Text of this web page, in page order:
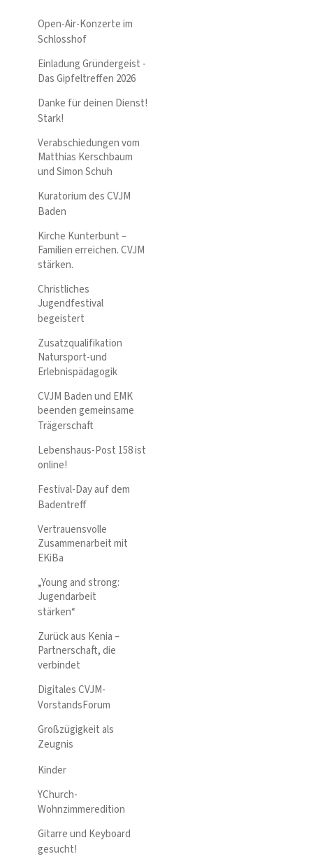
Open-Air-Konzerte im
Schlosshof
Einladung Gründergeist -
Das Gipfeltreffen 2026
Danke für deinen Dienst!
Stark!
Verabschiedungen vom
Matthias Kerschbaum
und Simon Schuh
Kuratorium des CVJM
Baden
Kirche Kunterbunt –
Familien erreichen. CVJM
stärken.
Christliches
Jugendfestival
begeistert
Zusatzqualifikation
Natursport-und
Erlebnispädagogik
CVJM Baden und EMK
beenden gemeinsame
Trägerschaft
Lebenshaus-Post 158 ist
online!
Festival-Day auf dem
Badentreff
Vertrauensvolle
Zusammenarbeit mit
EKiBa
„Young and strong:
Jugendarbeit
stärken“
Zurück aus Kenia –
Partnerschaft, die
verbindet
Digitales CVJM-
VorstandsForum
Großzügigkeit als
Zeugnis
Kinder
YChurch-
Wohnzimmeredition
Gitarre und Keyboard
gesucht!